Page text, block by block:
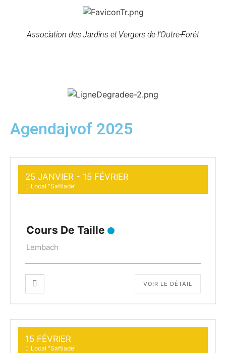
Association des Jardins et Vergers de l’Outre-Forêt
Agendajvof 2025
25 JANVIER - 15 FÉVRIER
Local "Saftlade"
Cours De Taille
Lembach
VOIR LE DÉTAIL
15 FÉVRIER
Local "Saftlade"